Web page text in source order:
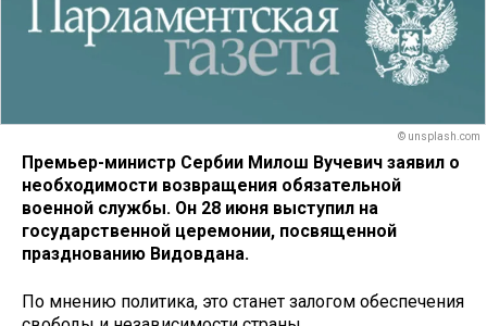
© unsplash.com
Премьер-министр Сербии Милош Вучевич заявил о
необходимости возвращения обязательной
военной службы. Он 28 июня выступил на
государственной церемонии, посвященной
празднованию Видовдана.
По мнению политика, это станет залогом обеспечения